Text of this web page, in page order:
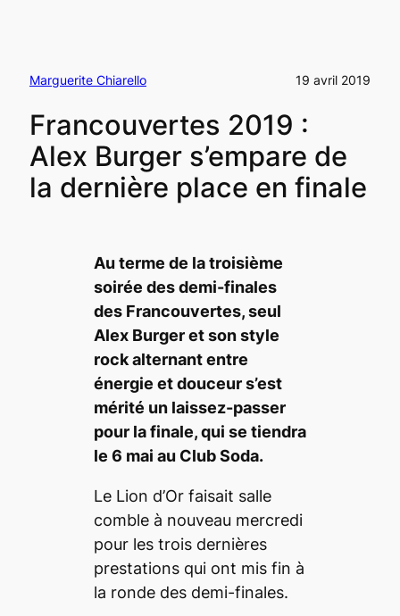
Marguerite Chiarello 19 avril 2019
Francouvertes 2019 :
Alex Burger s’empare de
la dernière place en finale
Au terme de la troisième
soirée des demi-finales
des Francouvertes, seul
Alex Burger et son style
rock alternant entre
énergie et douceur s’est
mérité un laissez-passer
pour la finale, qui se tiendra
le 6 mai au Club Soda.
Le Lion d’Or faisait salle
comble à nouveau mercredi
pour les trois dernières
prestations qui ont mis fin à
la ronde des demi-finales.